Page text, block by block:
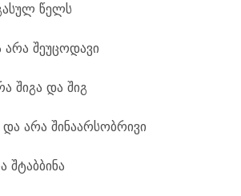
წელს
შეუცოდავი
შიგა და შიგ
არა შინაარსობრივი
შტაბბინა